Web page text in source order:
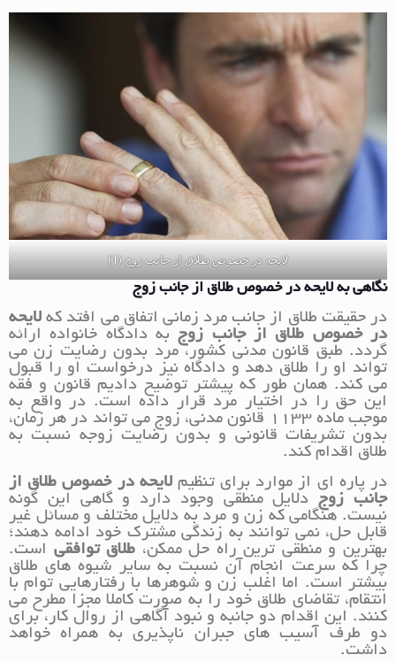
لایحه در خصوص طلاق از جانب زوج (1)
نگاهی به لایحه در خصوص طلاق از جانب زوج
در حقیقت طلاق از جانب مرد زمانی اتفاق می افتد که لایحه
در خصوص طلاق از جانب زوجبه دادگاه خانواده ارائه
گردد. طبق قانون مدنی کشور، مرد بدون رضایت زن می
تواند او را طلاق دهد و دادگاه نیز درخواست او را قبول
می کند. همان طور که پیشتر توضیح دادیم قانون و فقه
این حق را در اختیار مرد قرار داده است. در واقع به
موجب ماده 1133 قانون مدنی، زوج می تواند در هر زمان،
بدون تشریفات قانونی و بدون رضایت زوجه نسبت به
طلاق اقدام کند.
در پاره ای از موارد برای تنظیملایحه در خصوص طلاق از
جانب زوجدلایل منطقی وجود دارد و گاهی این گونه
نیست. هنگامی که زن و مرد به دلایل مختلف و مسائل غیر
قابل حل، نمی توانند به زندگی مشترک خود ادامه دهند؛
بهترین و منطقی ترین راه حل ممکن، طلاق توافقی است.
چرا که سرعت انجام آن نسبت به سایر شیوه های طلاق
بیشتر است. اما اغلب زن و شوهرها با رفتارهایی توام با
انتقام، تقاضای طلاق خود را به صورت کاملا مجزا مطرح می
کنند. این اقدام دو جانبه و نبود آگاهی از روال کار، برای
دو طرف آسیب های جبران ناپذیری به همراه خواهد
داشت.